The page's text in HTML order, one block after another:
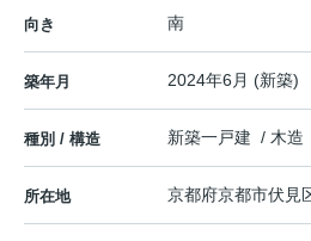
向き 南
築年月 2024年6月 (新築)
種別 / 構造 新築一戸建 / 木造
所在地 京都府京都市伏見